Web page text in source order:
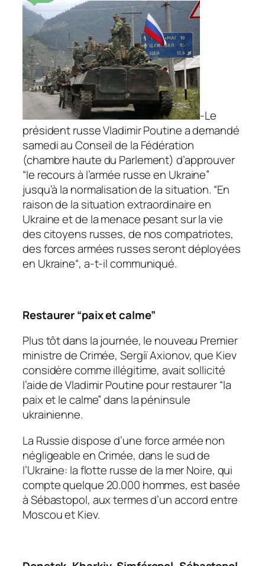
-Le
président russe Vladimir Poutine a demandé
samedi au Conseil de la Fédération
(chambre haute du Parlement) d’approuver
“le recours à l’armée russe en Ukraine”
jusqu’à la normalisation de la situation. “En
raison de la situation extraordinaire en
Ukraine et de la menace pesant sur la vie
des citoyens russes, de nos compatriotes,
des forces armées russes seront déployées
en Ukraine“, a-t-il communiqué.
Restaurer “paix et calme”
Plus tôt dans la journée, le nouveau Premier
ministre de Crimée, Sergiï Axionov, que Kiev
considère comme illégitime, avait sollicité
l’aide de Vladimir Poutine pour restaurer“la
paix et le calme”dans la péninsule
ukrainienne.
La Russie dispose d’une force armée non
négligeable en Crimée, dans le sud de
l’Ukraine: la flotte russe de la mer Noire, qui
compte quelque 20.000 hommes, est basée
à Sébastopol, aux termes d’un accord entre
Moscou et Kiev.